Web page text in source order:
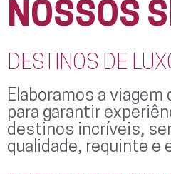
NOSSOS
DESTINOS DE
Elaboramos a
para garantir
destinos incríveis,
qualidade, requinte e